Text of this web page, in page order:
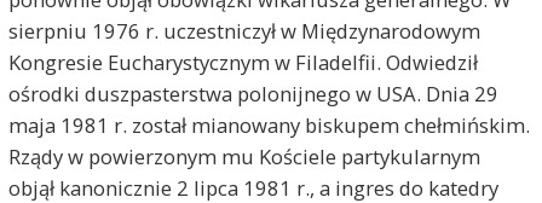
sierpniu 1976 r. uczestniczył w Międzynarodowym
Kongresie Eucharystycznym w Filadelfii. Odwiedził
ośrodki duszpasterstwa polonijnego w USA. Dnia 29
maja 1981 r. został mianowany biskupem chełmińskim.
Rządy w powierzonym mu Kościele partykularnym
objął kanonicznie 2 lipca 1981 r., a ingres do katedry